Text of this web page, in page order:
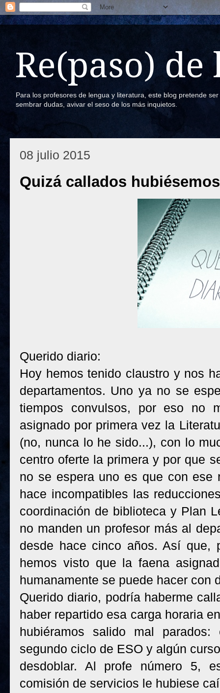
Re(paso) de
Para los profesores de lengua y literatura, este blog pretende
sembrar dudas, avivar el seso de los más inquietos.
08 julio 2015
Quizá callados
Querido diario:
Hoy hemos tenido claustro y nos
departamentos. Uno ya no se
tiempos convulsos, por eso no
asignado por primera vez la
(no, nunca lo he sido...), con lo
centro oferte la primera y por que
no se espera uno es que con ese
hace incompatibles las
coordinación de biblioteca y Plan
no manden un profesor más al
desde hace cinco años. Así que,
hemos visto que la faena
humanamente se puede hacer con
Querido diario, podría haberme
haber repartido esa carga horaria
hubiéramos salido mal
segundo ciclo de ESO y algún
desdoblar. Al profe número 5,
comisión de servicios le hubiese